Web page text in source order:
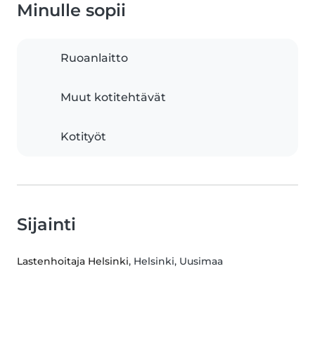
Minulle sopii
Ruoanlaitto
Muut kotitehtävät
Kotityöt
Sijainti
Lastenhoitaja Helsinki, Helsinki, Uusimaa